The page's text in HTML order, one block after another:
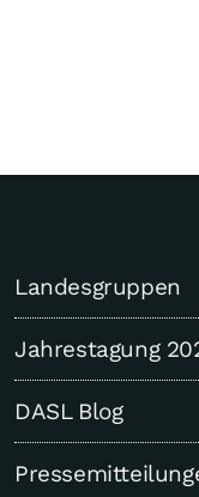
Landesgruppen
Jahrestagung
DASL Blog